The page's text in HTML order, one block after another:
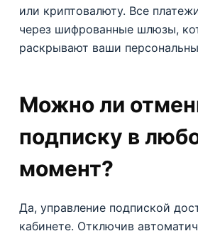
или криптовалюту. Все
через шифрованные шлюзы,
раскрывают ваши
Можно ли
подписку в
момент?
Да, управление подпиской
кабинете. Отключив